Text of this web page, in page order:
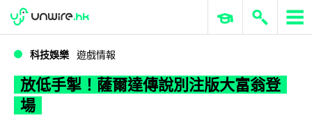
放低手掣！薩爾達傳說別注版大富翁登場
WWDC 2026 ERP 與商業 AI
科技娛樂 遊戲情報
放低手掣！薩爾達傳說別注版大富翁登
場